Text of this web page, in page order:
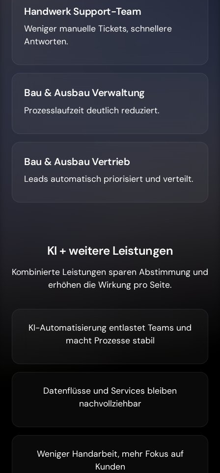
Handwerk Support-Team
Weniger manuelle Tickets, schnellere
Antworten.
Bau & Ausbau Verwaltung
Prozesslaufzeit deutlich reduziert.
Bau & Ausbau Vertrieb
Leads automatisch priorisiert und verteilt.
KI + weitere Leistungen
Kombinierte Leistungen sparen Abstimmung und
erhöhen die Wirkung pro Seite.
KI-Automatisierung entlastet Teams und
macht Prozesse stabil
Datenflüsse und Services bleiben
nachvollziehbar
Weniger Handarbeit, mehr Fokus auf
Kunden